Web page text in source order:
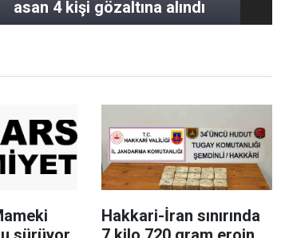
asan 4 kişi gözaltına alındı
Hakkari-İran sınırında